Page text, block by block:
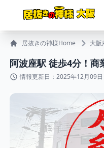
居抜きの神様Home 大阪
阿波座駅 徒歩4分！
情報更新日：2025年12月09日